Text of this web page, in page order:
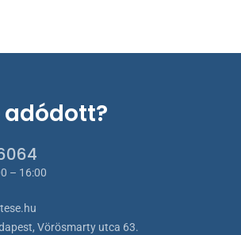
adódott?
– 16:00
Vörösmarty utca 63.